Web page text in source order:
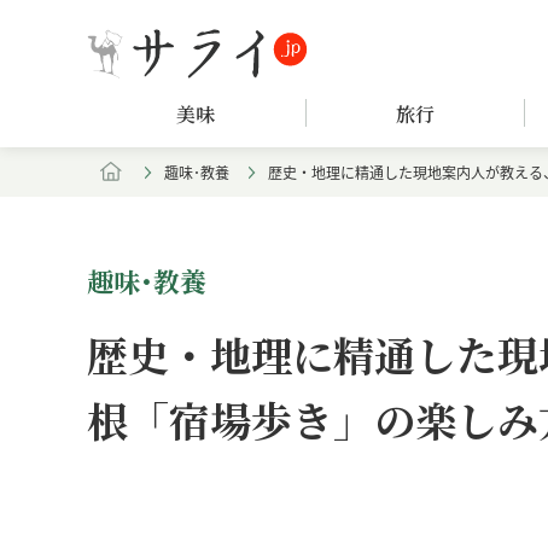
美味 旅行
趣味･教養 歴史・地理に精通した現地案内人が教え
趣味･教養
歴史・地理に精通した
根「宿場歩き」の楽し